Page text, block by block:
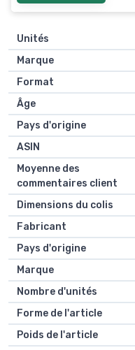
Unités
Marque
Format
Âge
Pays d'origine
ASIN
Moyenne des
commentaires client
Dimensions du colis
Fabricant
Pays d'origine
Marque
Nombre d'unités
Forme de l'article
Poids de l'article